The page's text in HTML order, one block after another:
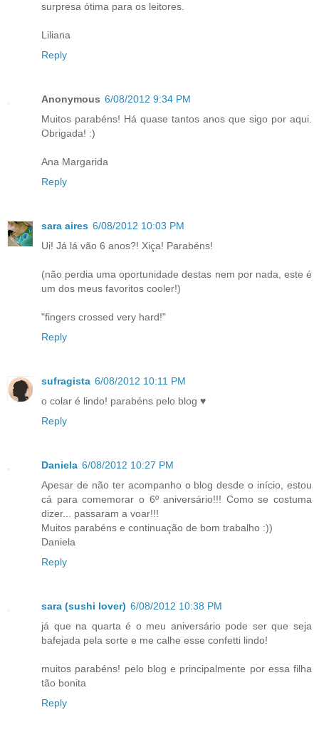
surpresa ótima para os leitores.
Liliana
Reply
Anonymous 6/08/2012 9:34 PM
Muitos parabéns! Há quase tantos anos que sigo por aqui.
Obrigada! :)
Ana Margarida
Reply
sara aires 6/08/2012 10:03 PM
Ui! Já lá vão 6 anos?! Xiça! Parabéns!
(não perdia uma oportunidade destas nem por nada, este é
um dos meus favoritos cooler!)
"fingers crossed very hard!"
Reply
sufragista 6/08/2012 10:11 PM
o colar é lindo! parabéns pelo blog ♥
Reply
Daniela 6/08/2012 10:27 PM
Apesar de não ter acompanho o blog desde o início, estou
cá para comemorar o 6º aniversário!!! Como se costuma
dizer... passaram a voar!!!
Muitos parabéns e continuação de bom trabalho :))
Daniela
Reply
sara (sushi lover) 6/08/2012 10:38 PM
já que na quarta é o meu aniversário pode ser que seja
bafejada pela sorte e me calhe esse confetti lindo!
muitos parabéns! pelo blog e principalmente por essa filha
tão bonita
Reply